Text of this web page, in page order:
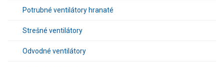
Potrubné ventilátory hranaté
Strešné ventilátory
Odvodné ventilátory